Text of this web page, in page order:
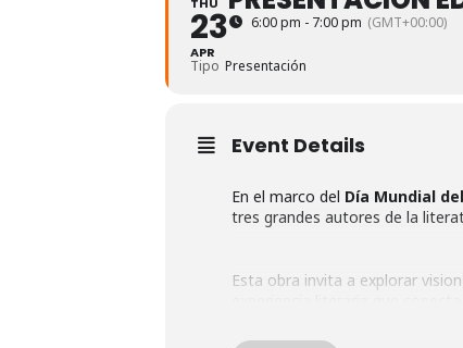
23
APR
6:00 pm - 7:00 pm (GMT+00:00)
Tipo Presentación
Event Details
En el marco del Día Mundial
tres grandes autores de la
Esta obra invita a explorar